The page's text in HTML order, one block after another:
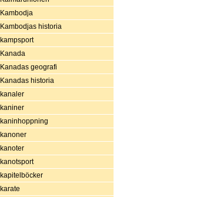
Kambodja
Kambodjas historia
kampsport
Kanada
Kanadas geografi
Kanadas historia
kanaler
kaniner
kaninhoppning
kanoner
kanoter
kanotsport
kapitelböcker
karate